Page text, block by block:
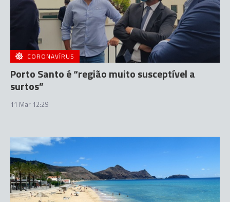
CORONAVÍRUS
Porto Santo é “região muito susceptível a
surtos”
11 Mar 12:29